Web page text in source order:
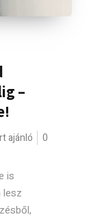
–
ajánló
0
is
lesz